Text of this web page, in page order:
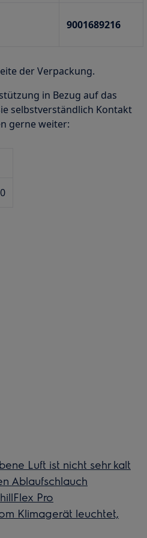
9001689216
der Verpackung.
in Bezug auf das
selbstverständlich Kontakt
gerne weiter:
Luft ist nicht sehr kalt
Ablaufschlauch
Pro
Klimagerät leuchtet,